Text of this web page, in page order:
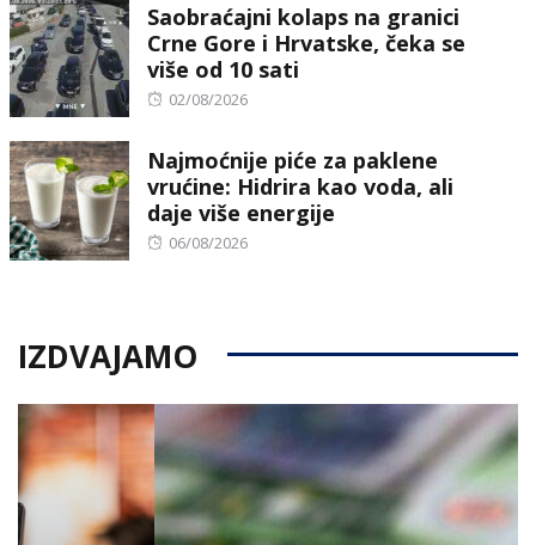
Saobraćajni kolaps na granici
Crne Gore i Hrvatske, čeka se
više od 10 sati
Posted
02/08/2026
Najmoćnije piće za paklene
vrućine: Hidrira kao voda, ali
daje više energije
Posted
06/08/2026
IZDVAJAMO